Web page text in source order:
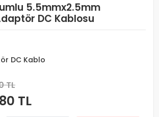
5.5mmx2.5mm
DC Kablosu
DC Kablo
TL
TL